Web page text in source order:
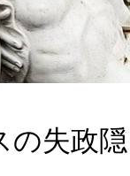
の失政